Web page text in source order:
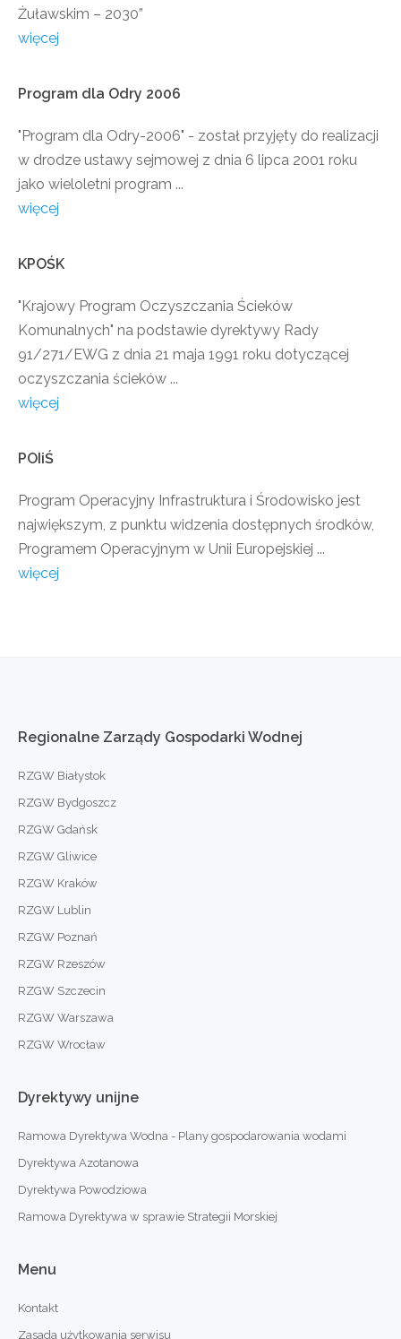
Żuławskim – 2030”
więcej
Program dla Odry 2006
"Program dla Odry-2006" - został przyjęty do realizacji
w drodze ustawy sejmowej z dnia 6 lipca 2001 roku
jako wieloletni program ...
więcej
KPOŚK
"Krajowy Program Oczyszczania Ścieków
Komunalnych" na podstawie dyrektywy Rady
91/271/EWG z dnia 21 maja 1991 roku dotyczącej
oczyszczania ścieków ...
więcej
POIiŚ
Program Operacyjny Infrastruktura i Środowisko jest
największym, z punktu widzenia dostępnych środków,
Programem Operacyjnym w Unii Europejskiej ...
więcej
Regionalne Zarządy Gospodarki Wodnej
RZGW Białystok
RZGW Bydgoszcz
RZGW Gdańsk
RZGW Gliwice
RZGW Kraków
RZGW Lublin
RZGW Poznań
RZGW Rzeszów
RZGW Szczecin
RZGW Warszawa
RZGW Wrocław
Dyrektywy unijne
Ramowa Dyrektywa Wodna - Plany gospodarowania wodami
Dyrektywa Azotanowa
Dyrektywa Powodziowa
Ramowa Dyrektywa w sprawie Strategii Morskiej
Menu
Kontakt
Zasada użytkowania serwisu